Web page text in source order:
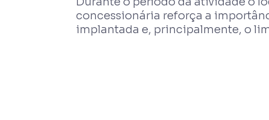
concessionária reforça a
implantada e, principalmente, o